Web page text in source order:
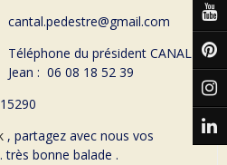
cantal.pedestre@gmail.com
Téléphone du président CANAL
Jean : 06 08 18 52 39
, partagez avec nous vos
bonne balade .